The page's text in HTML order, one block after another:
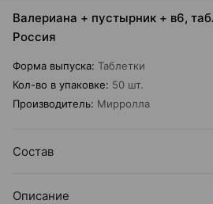
Валериана + пустырник + в6,
Россия
Форма выпуска: Таблетки
Кол-во в упаковке: 50 шт.
Производитель: Мирролла
Состав
Описание